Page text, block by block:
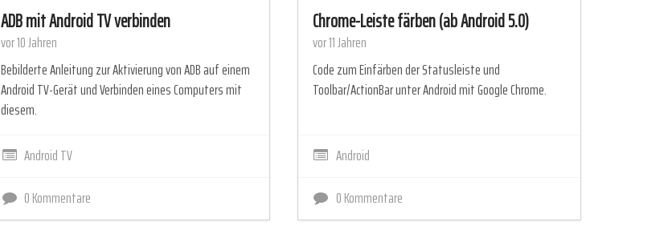
ADB mit Android TV verbinden
vor 10 Jahren
Bebilderte Anleitung zur Aktivierung von ADB auf einem
Android TV-Gerät und Verbinden eines Computers mit
diesem.
Android TV
0 Kommentare
Chrome-Leiste färben (ab Android 5.0)
vor 11 Jahren
Code zum Einfärben der Statusleiste und
Toolbar/ActionBar unter Android mit Google Chrome.
Android
0 Kommentare